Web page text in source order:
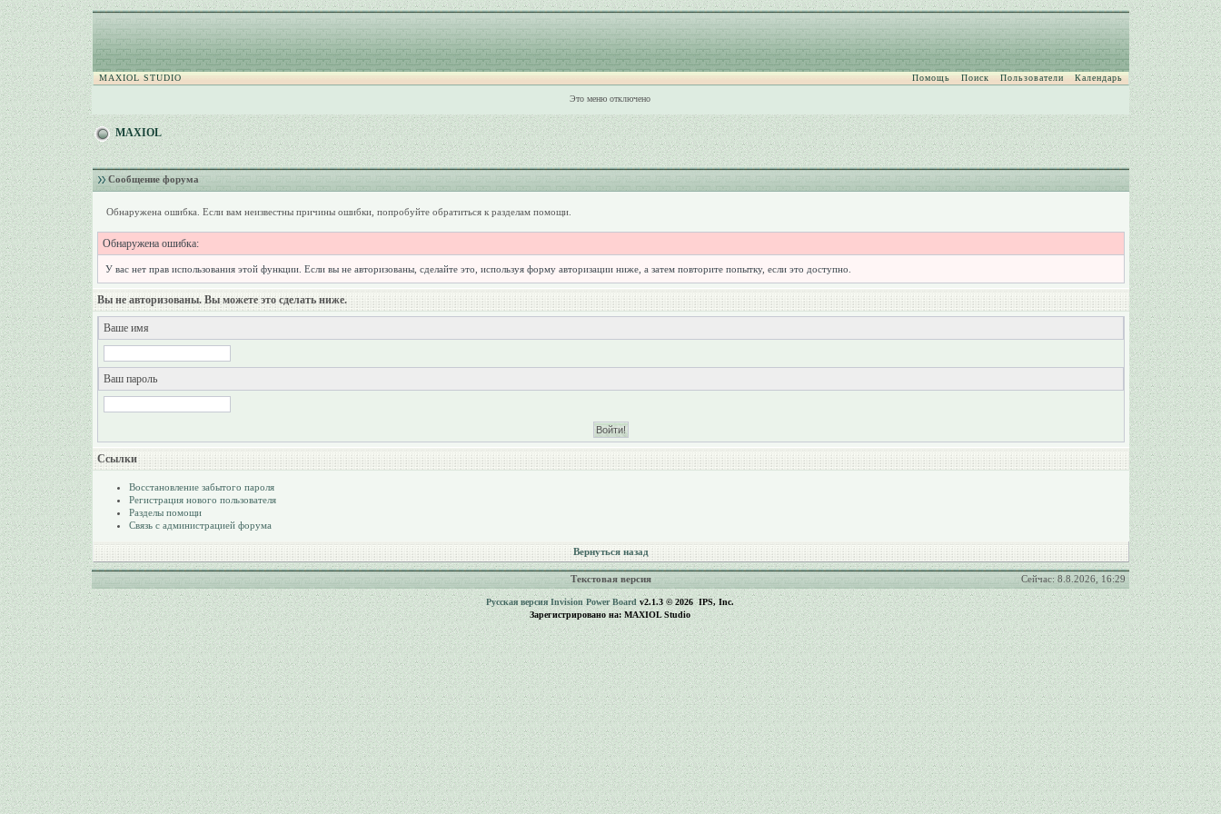
MAXIOL STUDIO Помощь Поиск Пользователи Календарь
Это меню отключено
MAXIOL
Сообщение форума
Обнаружена ошибка. Если вам неизвестны причины ошибки, попробуйте обратиться к разделам помощи.
Обнаружена ошибка:
У вас нет прав использования этой функции. Если вы не авторизованы, сделайте это, используя форму авторизации ниже, а затем повторите попытку, если это доступно.
Вы не авторизованы. Вы можете это сделать ниже.
Ваше имя
Ваш пароль
Ссылки
Восстановление забытого пароля
Регистрация нового пользователя
Разделы помощи
Связь с администрацией форума
Вернуться назад
Текстовая версия Сейчас: 8.8.2026, 16:29
Русская версия Invision Power Boardv2.1.3 © 2026 IPS, Inc.
Зарегистрировано на: MAXIOL Studio